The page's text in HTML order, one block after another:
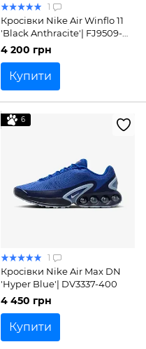
1
Кросівки Nike Air Winflo 11
'Black Anthracite'| FJ9509-
002
4 200 грн
Купити
6
1
Кросівки Nike Air Max DN
'Hyper Blue'| DV3337-400
4 450 грн
Купити